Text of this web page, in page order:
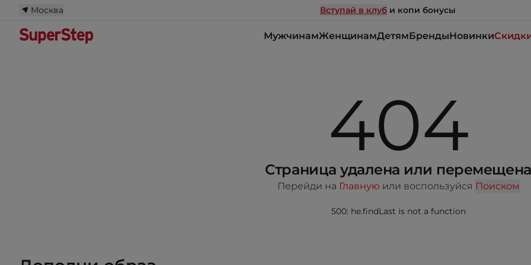
Москва Вступай в клуб и копи бонусы
МужчинамЖенщинамДетямБрендыНовинки
404
Страница удалена или перемещена
Перейди на Главную или воспользуйся Поиском
500: he.findLast is not a function